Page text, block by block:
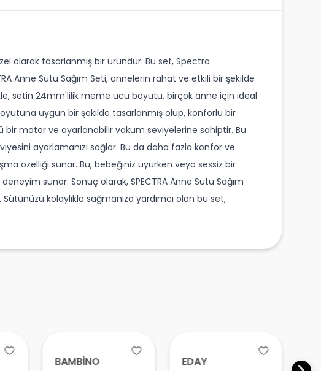
olarak tasarlanmış bir üründür. Bu set, Spectra
Anne Sütü Sağım Seti, annelerin rahat ve etkili bir şekilde
setin 24mm'lilik meme ucu boyutu, birçok anne için ideal
uygun bir şekilde tasarlanmış olup, konforlu bir
bir motor ve ayarlanabilir vakum seviyelerine sahiptir. Bu
ayarlamanızı sağlar. Bu da daha fazla konfor ve
özelliği sunar. Bu, bebeğiniz uyurken veya sessiz bir
sunar. Sonuç olarak, SPECTRA Anne Sütü Sağım
kolaylıkla sağmanıza yardımcı olan bu set,
BAMBİNO
EDAY